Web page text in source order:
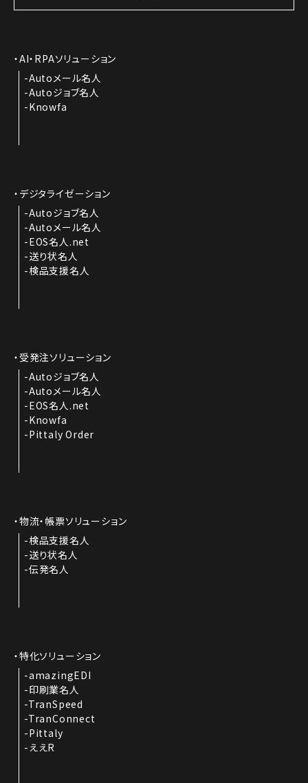
AI・RPAソリューション
Autoメール名人
Autoジョブ名人
Knowfa
デジタライゼーション
Autoジョブ名人
Autoメール名人
EOS名人.net
送り状名人
検品支援名人
受発注ソリューション
Autoジョブ名人
Autoメール名人
EOS名人.net
Knowfa
Pittaly Order
物流・帳票ソリューション
検品支援名人
送り状名人
伝発名人
特化ソリューション
amazingEDI
印刷業名人
TranSpeed
TranConnect
Pittaly
ええR